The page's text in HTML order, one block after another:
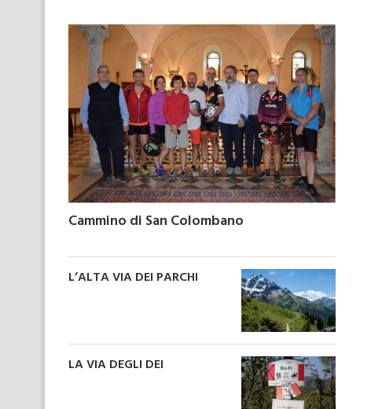
Cammino di San Colombano
L’ALTA VIA DEI PARCHI
LA VIA DEGLI DEI